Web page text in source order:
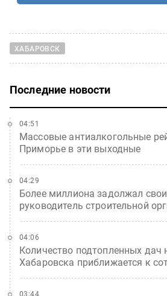
ХАБАРОВСК
Последние новости
Массовые антиалкогольные
Приморье в эти выходные
04:51
Более миллиона задолжал
руководитель строительной
04:29
Количество подтопленных дач
Хабаровска приближается к
04:06